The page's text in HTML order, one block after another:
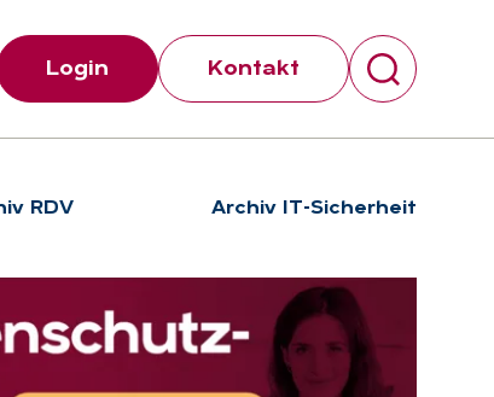
Suchen
Login Kontakt
RDV Archiv IT-Sicherheit